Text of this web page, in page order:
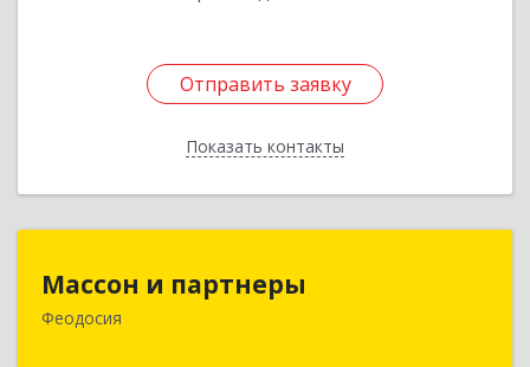
Отправить заявку
Показать контакты
Отправить заявку
Назад
Массон и партнеры
Феодосия
298112, Крым Респ, Феодосия г, Крымская ул,